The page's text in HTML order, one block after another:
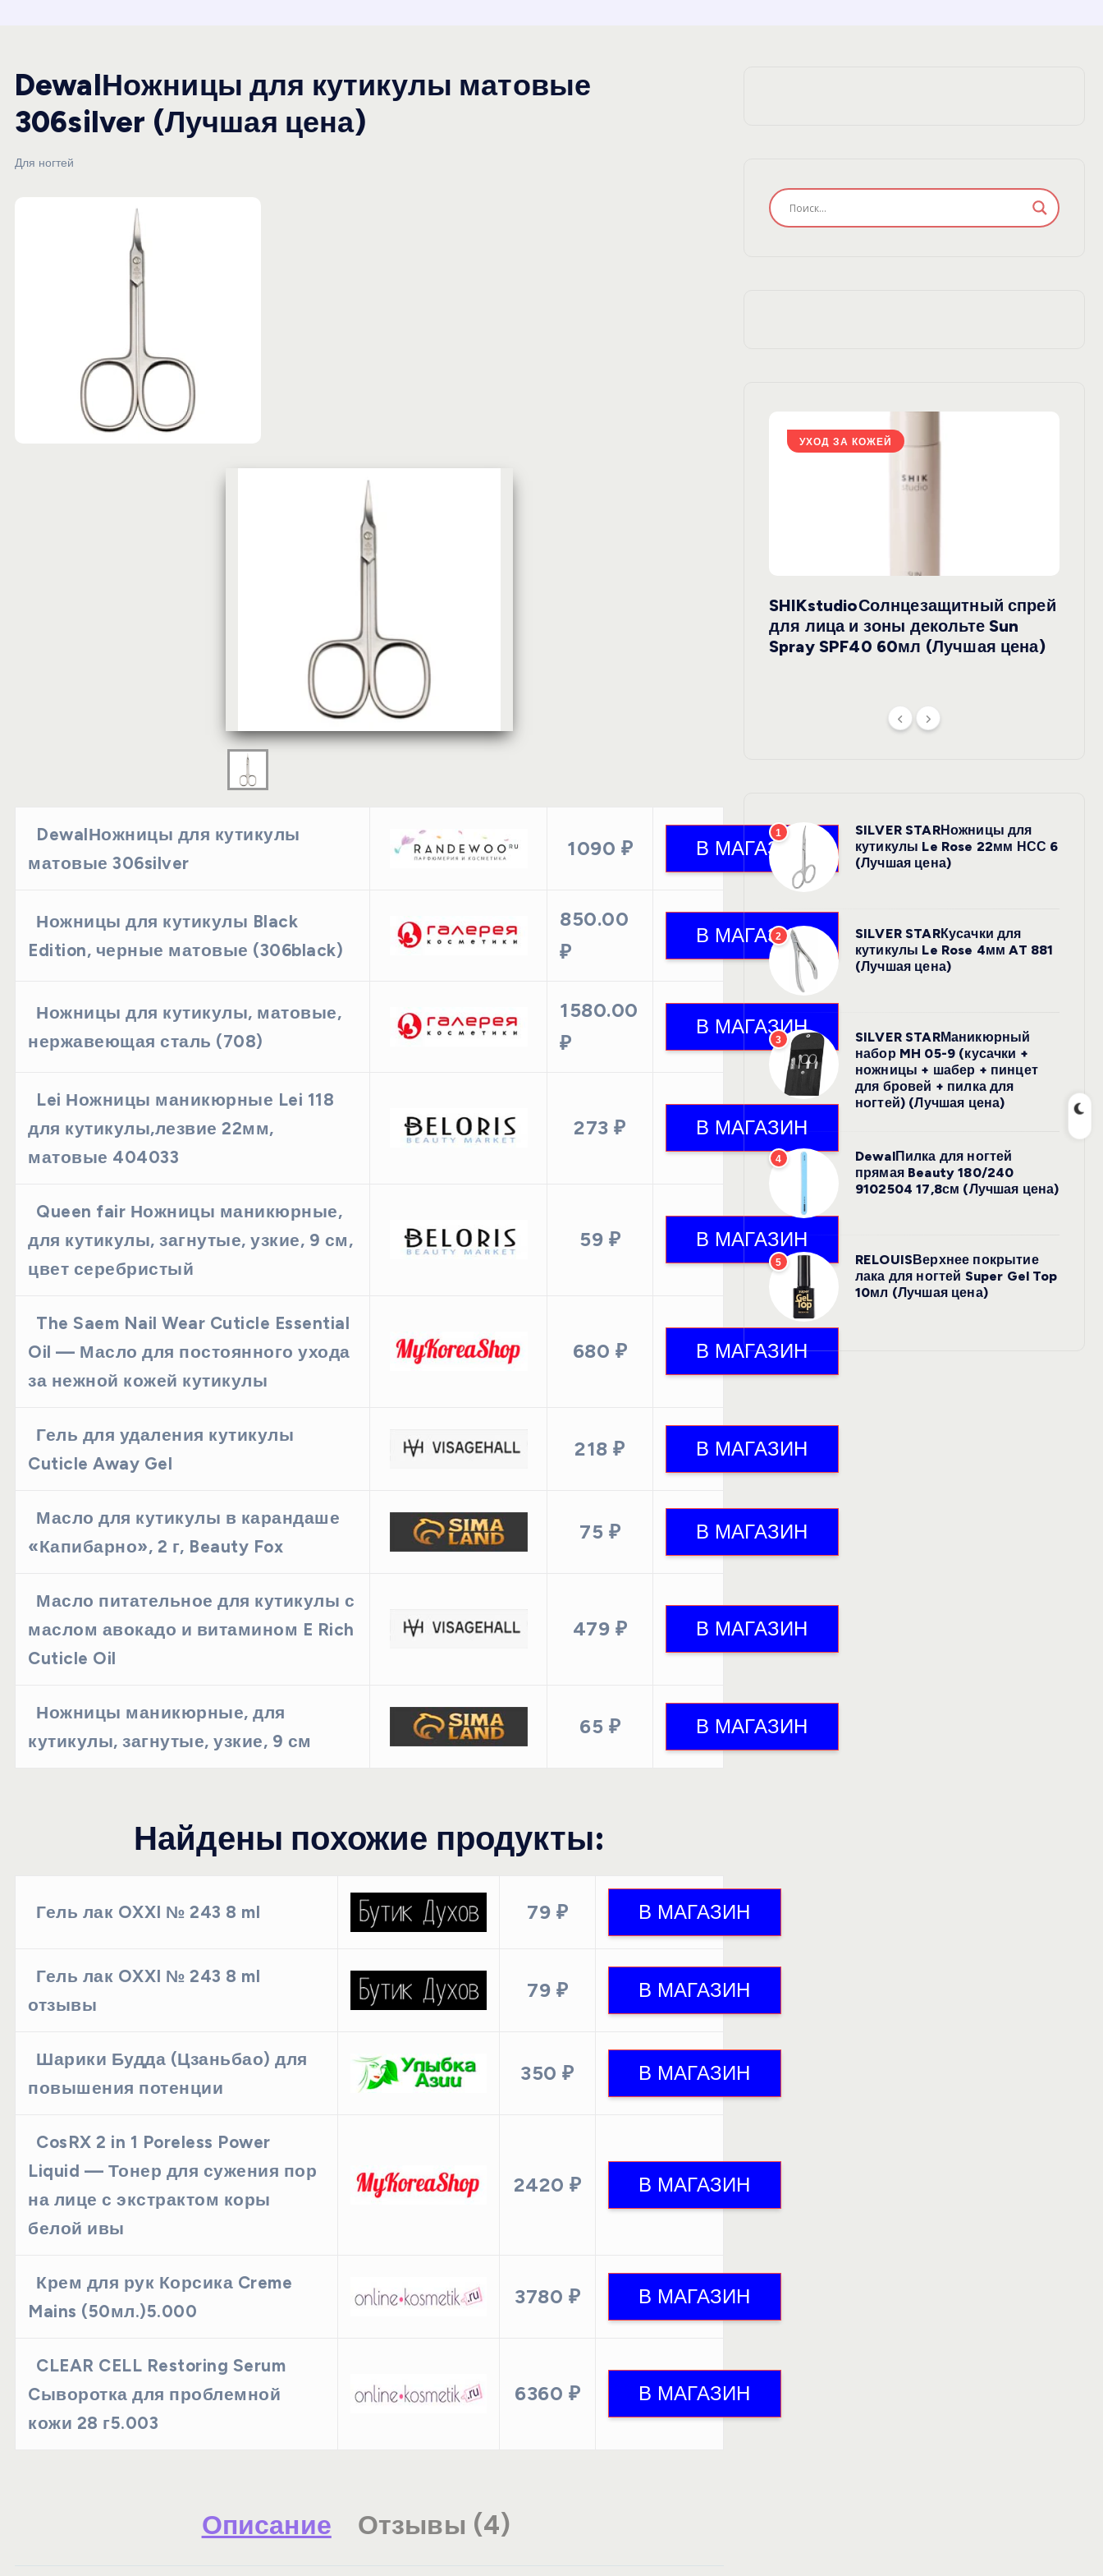
DewalНожницы для кутикулы матовые
306silver (Лучшая цена)
Для ногтей
DewalНожницы для кутикулы
матовые 306silver
1090 ₽
Ножницы для кутикулы Black
Edition, черные матовые (306black)
850.00
₽
Ножницы для кутикулы, матовые,
нержавеющая сталь (708)
1580.00
₽
Lei Ножницы маникюрные Lei 118
для кутикулы,лезвие 22мм,
матовые 404033
273 ₽
Queen fair Ножницы маникюрные,
для кутикулы, загнутые, узкие, 9 см,
цвет серебристый
59 ₽
The Saem Nail Wear Cuticle Essential
Oil — Масло для постоянного ухода
за нежной кожей кутикулы
680 ₽
Гель для удаления кутикулы
Cuticle Away Gel
218 ₽
Масло для кутикулы в карандаше
«Капибарно», 2 г, Beauty Fox
75 ₽
Масло питательное для кутикулы с
маслом авокадо и витамином E Rich
Cuticle Oil
479 ₽
Ножницы маникюрные, для
кутикулы, загнутые, узкие, 9 см
65 ₽
Найдены похожие продукты:
Гель лак OXXI № 243 8 ml 79 ₽
Гель лак OXXI № 243 8 ml
отзывы
79 ₽
Шарики Будда (Цзаньбао) для
повышения потенции
350 ₽
CosRX 2 in 1 Poreless Power
Liquid — Тонер для сужения пор
на лице с экстрактом коры
белой ивы
2420 ₽
Крем для рук Корсика Creme
Mains (50мл.)5.000
3780 ₽
CLEAR CELL Restoring Serum
Cыворотка для проблемной
кожи 28 г5.003
6360 ₽
Описание Отзывы (4)
УХОД ЗА КОЖЕЙ
SHIKstudioСолнцезащитный спрей
для лица и зоны декольте Sun
Spray SPF40 60мл (Лучшая цена)
1
SILVER STARНожницы для
кутикулы Le Rose 22мм НСС 6
(Лучшая цена)
2
SILVER STARКусачки для
кутикулы Le Rose 4мм AT 881
(Лучшая цена)
3
SILVER STARМаникюрный
набор MH 05-9 (кусачки +
ножницы + шабер + пинцет
для бровей + пилка для
ногтей) (Лучшая цена)
4
DewalПилка для ногтей
прямая Beauty 180/240
9102504 17,8см (Лучшая цена)
5
RELOUISВерхнее покрытие
лака для ногтей Super Gel Top
10мл (Лучшая цена)